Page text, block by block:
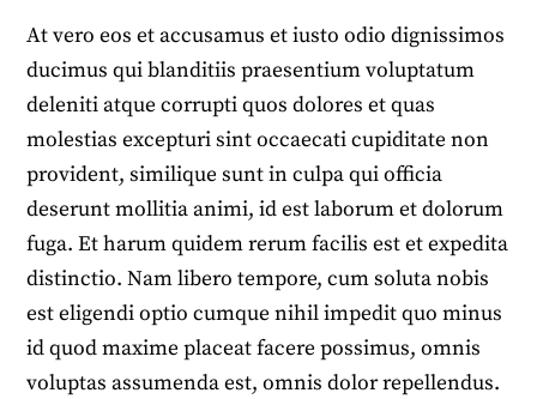
At vero eos et accusamus et iusto odio dignissimos
ducimus qui blanditiis praesentium voluptatum
deleniti atque corrupti quos dolores et quas
molestias excepturi sint occaecati cupiditate non
provident, similique sunt in culpa qui officia
deserunt mollitia animi, id est laborum et dolorum
fuga. Et harum quidem rerum facilis est et expedita
distinctio. Nam libero tempore, cum soluta nobis
est eligendi optio cumque nihil impedit quo minus
id quod maxime placeat facere possimus, omnis
voluptas assumenda est, omnis dolor repellendus.